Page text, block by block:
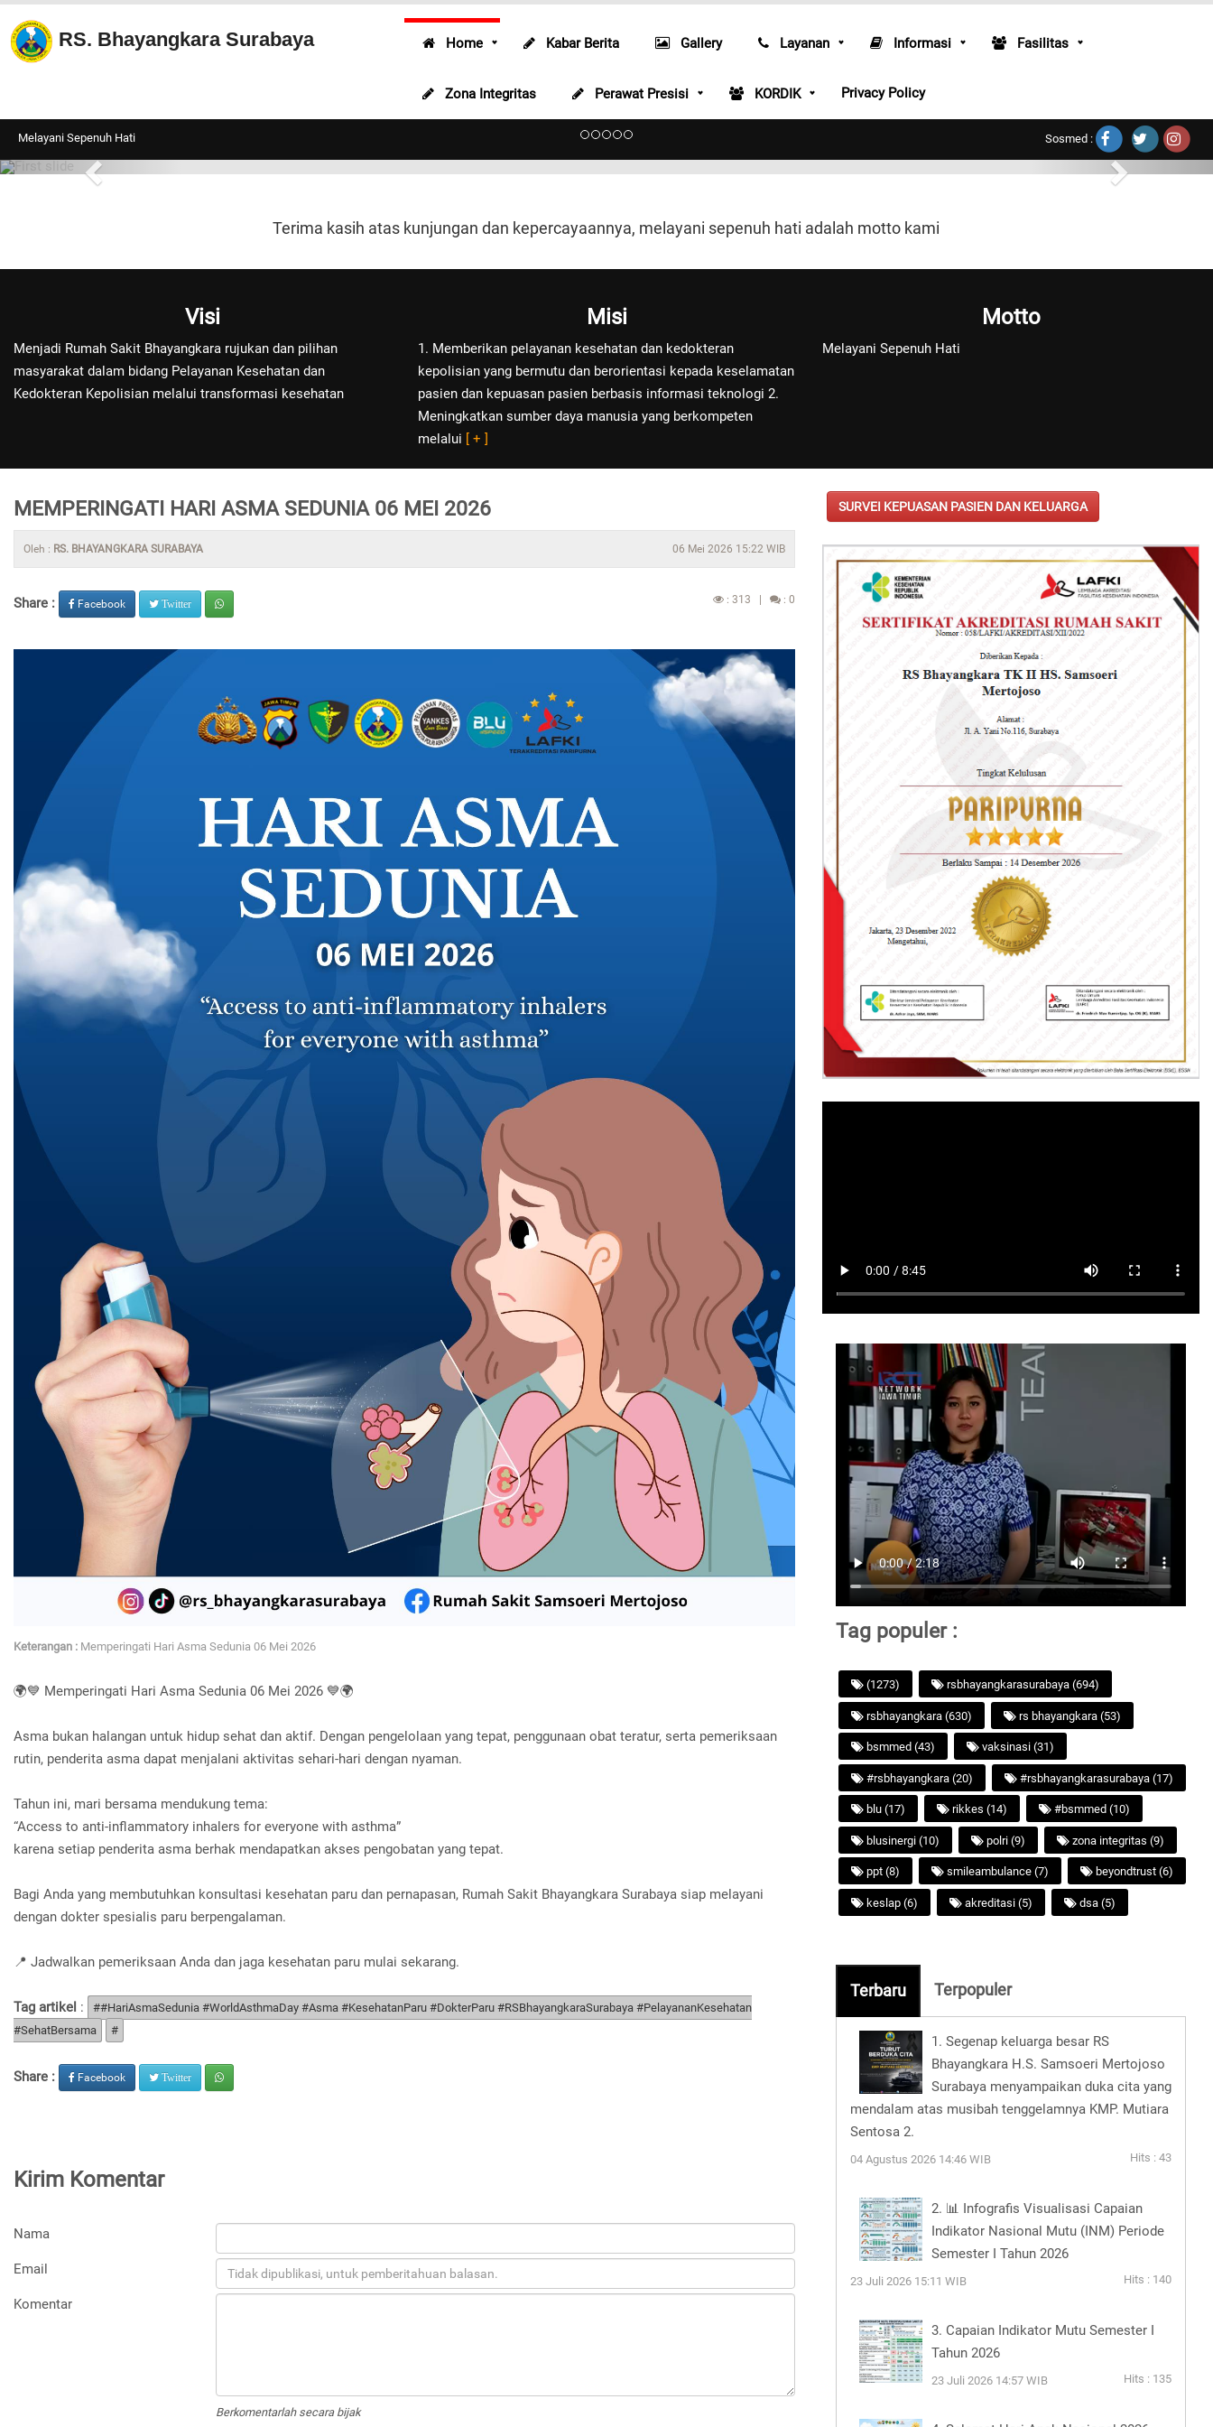
RS. Bhayangkara Surabaya Home Kabar Berita Gallery Layanan Informasi Fasilitas
Zona Integritas Perawat Presisi KORDIK Privacy Policy
Melayani Sepenuh Hati Sosmed :
Terima kasih atas kunjungan dan kepercayaannya, melayani sepenuh hati adalah motto kami
Visi
Menjadi Rumah Sakit Bhayangkara rujukan dan pilihan
masyarakat dalam bidang Pelayanan Kesehatan dan
Kedokteran Kepolisian melalui transformasi kesehatan
Misi
1. Memberikan pelayanan kesehatan dan kedokteran
kepolisian yang bermutu dan berorientasi kepada keselamatan
pasien dan kepuasan pasien berbasis informasi teknologi 2.
Meningkatkan sumber daya manusia yang berkompeten
melalui [ + ]
Motto
Melayani Sepenuh Hati
MEMPERINGATI HARI ASMA SEDUNIA 06 MEI 2026
Oleh : RS. BHAYANGKARA SURABAYA 06 Mei 2026 15:22 WIB
Share : Facebook Twitter : 313 | : 0
Keterangan : Memperingati Hari Asma Sedunia 06 Mei 2026
🌍💙 Memperingati Hari Asma Sedunia 06 Mei 2026 💙🌍
Asma bukan halangan untuk hidup sehat dan aktif. Dengan pengelolaan yang tepat, penggunaan obat teratur, serta pemeriksaan
rutin, penderita asma dapat menjalani aktivitas sehari-hari dengan nyaman.
Tahun ini, mari bersama mendukung tema:
“Access to anti-inflammatory inhalers for everyone with asthma”
karena setiap penderita asma berhak mendapatkan akses pengobatan yang tepat.
Bagi Anda yang membutuhkan konsultasi kesehatan paru dan pernapasan, Rumah Sakit Bhayangkara Surabaya siap melayani
dengan dokter spesialis paru berpengalaman.
📍 Jadwalkan pemeriksaan Anda dan jaga kesehatan paru mulai sekarang.
Tag artikel :
##HariAsmaSedunia #WorldAsthmaDay #Asma #KesehatanParu #DokterParu #RSBhayangkaraSurabaya #PelayananKesehatan
#SehatBersama
#
Share : Facebook Twitter
Kirim Komentar
Nama
Email
Komentar
Berkomentarlah secara bijak
SURVEI KEPUASAN PASIEN DAN KELUARGA
Tag populer :
(1273) rsbhayangkarasurabaya (694)
rsbhayangkara (630) rs bhayangkara (53)
bsmmed (43) vaksinasi (31)
#rsbhayangkara (20) #rsbhayangkarasurabaya (17)
blu (17) rikkes (14) #bsmmed (10)
blusinergi (10) polri (9) zona integritas (9)
ppt (8) smileambulance (7) beyondtrust (6)
keslap (6) akreditasi (5) dsa (5)
Terbaru Terpopuler
1. Segenap keluarga besar RS
Bhayangkara H.S. Samsoeri Mertojoso
Surabaya menyampaikan duka cita yang
mendalam atas musibah tenggelamnya KMP. Mutiara
Sentosa 2.
04 Agustus 2026 14:46 WIB Hits : 43
2. 📊 Infografis Visualisasi Capaian
Indikator Nasional Mutu (INM) Periode
Semester I Tahun 2026
23 Juli 2026 15:11 WIB Hits : 140
3. Capaian Indikator Mutu Semester I
Tahun 2026
23 Juli 2026 14:57 WIB Hits : 135